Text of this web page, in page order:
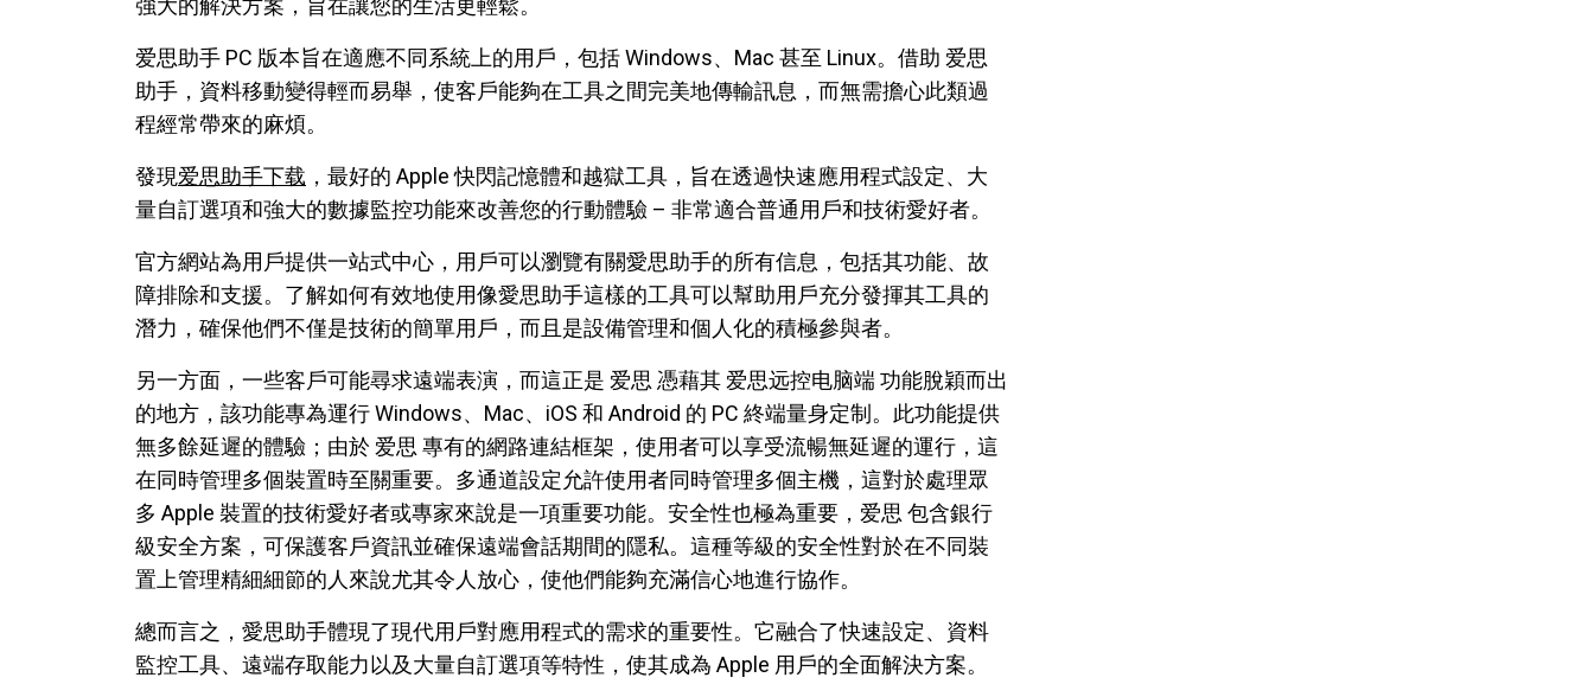
強大的解決方案，旨在讓您的生活更輕鬆。
爱思助手 PC 版本旨在適應不同系統上的用戶，包括 Windows、Mac 甚至 Linux。借助 爱思
助手，資料移動變得輕而易舉，使客戶能夠在工具之間完美地傳輸訊息，而無需擔心此類過
程經常帶來的麻煩。
發現爱思助手下载 ，最好的 Apple 快閃記憶體和越獄工具，旨在透過快速應用程式設定、大
量自訂選項和強大的數據監控功能來改善您的行動體驗 – 非常適合普通用戶和技術愛好者。
官方網站為用戶提供一站式中心，用戶可以瀏覽有關愛思助手的所有信息，包括其功能、故
障排除和支援。了解如何有效地使用像愛思助手這樣的工具可以幫助用戶充分發揮其工具的
潛力，確保他們不僅是技術的簡單用戶，而且是設備管理和個人化的積極參與者。
另一方面，一些客戶可能尋求遠端表演，而這正是 爱思 憑藉其 爱思远控电脑端 功能脫穎而出
的地方，該功能專為運行 Windows、Mac、iOS 和 Android 的 PC 終端量身定制。此功能提供
無多餘延遲的體驗；由於 爱思 專有的網路連結框架，使用者可以享受流暢無延遲的運行，這
在同時管理多個裝置時至關重要。多通道設定允許使用者同時管理多個主機，這對於處理眾
多 Apple 裝置的技術愛好者或專家來說是一項重要功能。安全性也極為重要，爱思 包含銀行
級安全方案，可保護客戶資訊並確保遠端會話期間的隱私。這種等級的安全性對於在不同裝
置上管理精細細節的人來說尤其令人放心，使他們能夠充滿信心地進行協作。
總而言之，愛思助手體現了現代用戶對應用程式的需求的重要性。它融合了快速設定、資料
監控工具、遠端存取能力以及大量自訂選項等特性，使其成為 Apple 用戶的全面解決方案。